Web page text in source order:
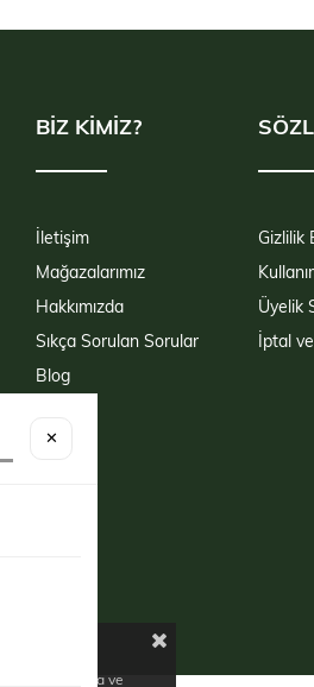
BİZ KİMİZ?
İletişim
Mağazalarımız
Hakkımızda
Sıkça Sorulan Sorular
Blog
Gizlilik
Üyelik
İptal
ve
✕